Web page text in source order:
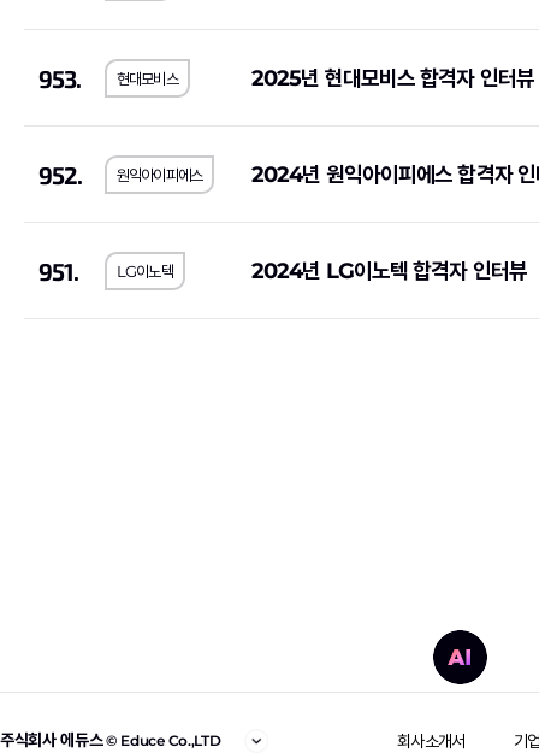
953. 현대모비스 2025년 현대모비스 합격자 인터뷰
952. 원익아이피에스 2024년 원익아이피에스 합격자
951. LG이노텍 2024년 LG이노텍 합격자 인터뷰
주식회사 에듀스© Educe Co.,LTD 회사소개서 기